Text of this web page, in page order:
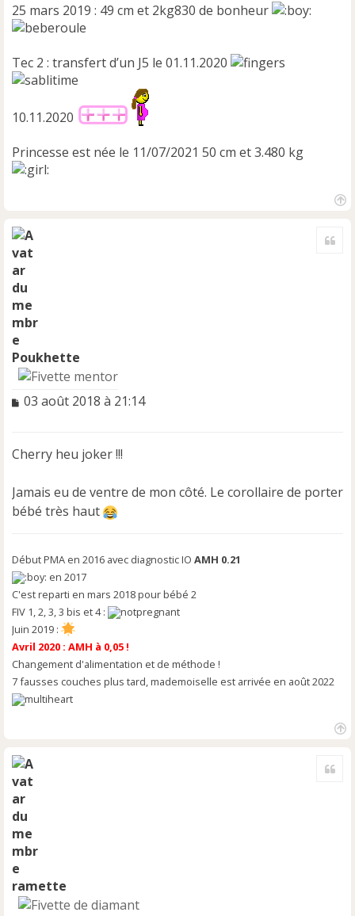
25 mars 2019 : 49 cm et 2kg830 de bonheur
Tec 2 : transfert d’un J5 le 01.11.2020
10.11.2020
Princesse est née le 11/07/2021 50 cm et 3.480 kg
Poukhette
M
s
a
e
n
o
u
03 août 2018 à 21:14
Cherry heu joker !!!
Jamais eu de ventre de mon côté. Le corollaire de porter
bébé très haut
Début PMA en 2016 avec diagnostic IO AMH 0.21
en 2017
C'est reparti en mars 2018 pour bébé 2
FIV 1, 2, 3, 3 bis et 4 :
Juin 2019 :
Avril 2020 : AMH à 0,05 !
Changement d'alimentation et de méthode !
7 fausses couches plus tard, mademoiselle est arrivée en août 2022
ramette